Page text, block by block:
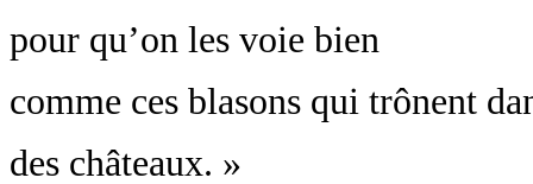
pour qu’on les voie bien
comme ces blasons qui trônent
des châteaux. »